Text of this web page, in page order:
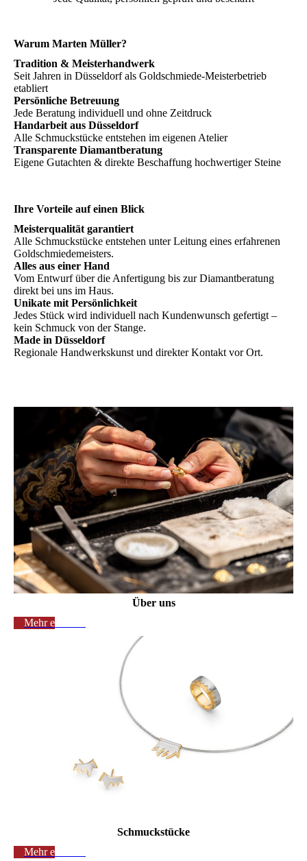
Warum Marten Müller?
Tradition & Meisterhandwerk
Seit Jahren in Düsseldorf als Goldschmiede-Meisterbetrieb
etabliert
Persönliche Betreuung
Jede Beratung individuell und ohne Zeitdruck
Handarbeit aus Düsseldorf
Alle Schmuckstücke entstehen im eigenen Atelier
Transparente Diamantberatung
Eigene Gutachten & direkte Beschaffung hochwertiger Steine
Ihre Vorteile auf einen Blick
Meisterqualität garantiert
Alle Schmuckstücke entstehen unter Leitung eines erfahrenen
Goldschmiedemeisters.
Alles aus einer Hand
Vom Entwurf über die Anfertigung bis zur Diamantberatung
direkt bei uns im Haus.
Unikate mit Persönlichkeit
Jedes Stück wird individuell nach Kundenwunsch gefertigt –
kein Schmuck von der Stange.
Made in Düsseldorf
Regionale Handwerkskunst und direkter Kontakt vor Ort.
Über uns
Mehr erfahren
Schmuckstücke
Mehr erfahren